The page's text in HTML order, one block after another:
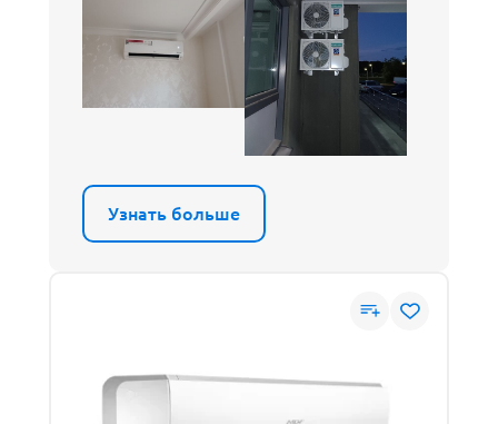
Узнать больше